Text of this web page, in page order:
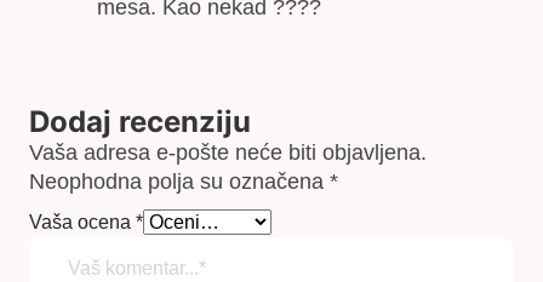
mesa. Kao nekad ????
Dodaj recenziju
Vaša adresa e-pošte neće biti objavljena.
Neophodna polja su označena *
Vaša ocena *